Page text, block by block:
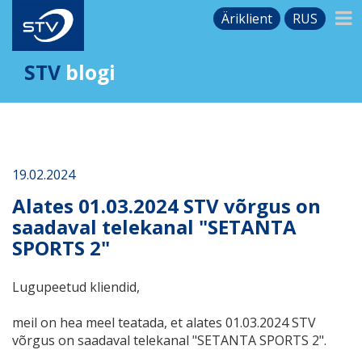
Äriklient RUS
STV blogi
19.02.2024
Alates 01.03.2024 STV võrgus on
saadaval telekanal "SETANTA
SPORTS 2"
Lugupeetud kliendid,
meil on hea meel teatada, et alates 01.03.2024 STV
võrgus on saadaval telekanal "SETANTA SPORTS 2".